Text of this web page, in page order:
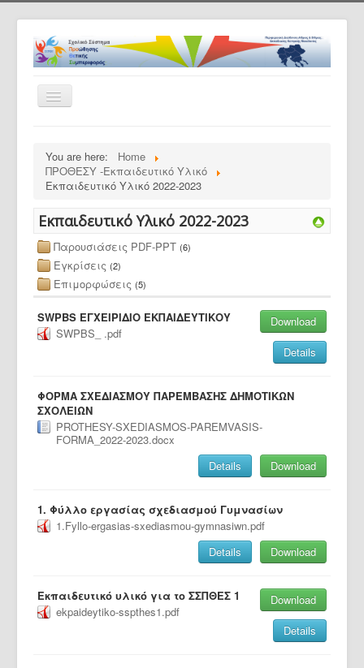
Toggle
Navigation
Το πρόγραμμα
Ανακοινώσεις
Εταίροι
Συνεργαζ. Σχολεία
ΠΡΟΘΕΣΥ -Εκπαιδευτικό Υλικό
Επικοινωνία
You are here:
Home
ΠΡΟΘΕΣΥ -Εκπαιδευτικό Υλικό
Εκπαιδευτικό Υλικό 2022-2023
Εκπαιδευτικό Υλικό 2022-2023
Παρουσιάσεις PDF-PPT (6)
Εγκρίσεις (2)
Επιμορφώσεις (5)
SWPBS ΕΓΧΕΙΡΙΔΙΟ ΕΚΠΑΙΔΕΥΤΙΚΟΥ
SWPBS_ .pdf
Download
Details
ΦΟΡΜΑ ΣΧΕΔΙΑΣΜΟΥ ΠΑΡΕΜΒΑΣΗΣ ΔΗΜΟΤΙΚΩΝ
ΣΧΟΛΕΙΩΝ
PROTHESY-SXEDIASMOS-PAREMVASIS-
FORMA_2022-2023.docx
Download
Details
1. Φύλλο εργασίας σχεδιασμού Γυμνασίων
1.Fyllo-ergasias-sxediasmou-gymnasiwn.pdf
Download
Details
Εκπαιδευτικό υλικό για το ΣΣΠΘΕΣ 1
ekpaideytiko-sspthes1.pdf
Download
Details